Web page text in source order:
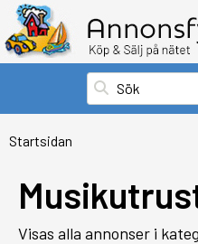
Startsidan
Visas alla annonser i